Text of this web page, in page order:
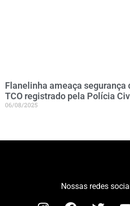
Flanelinha ameaça segurança
TCO registrado pela Polícia
06/08/2025
Nossas redes